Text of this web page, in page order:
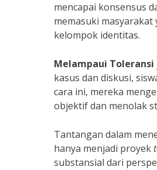
mencapai konsensus
memasuki
kelompok identitas.
Melampaui Toleransi
kasus dan diskusi,
cara ini, mereka
objektif dan menolak
Tantangan dalam
hanya menjadi proyek
substansial dari